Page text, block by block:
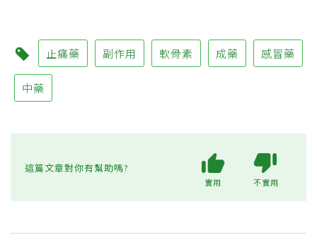
止痛藥 副作用 軟骨素 成藥 感冒藥
中藥
這篇文章對你有幫助嗎?
實用 不實用